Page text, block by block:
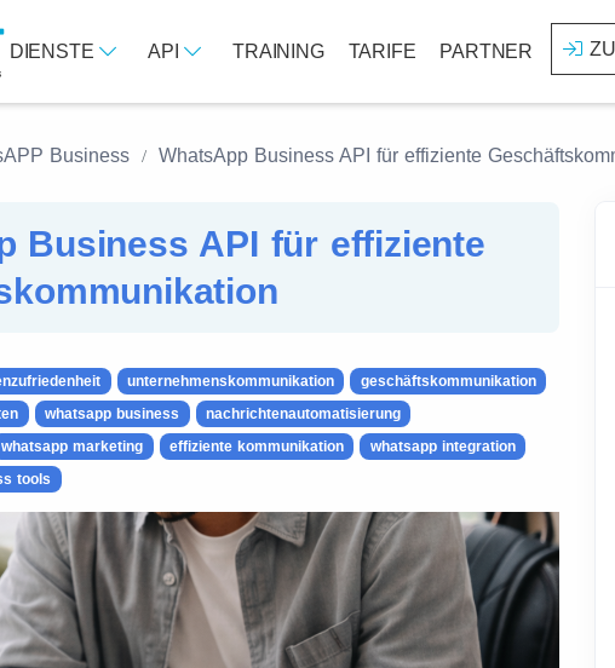
DIENSTE API TRAINING TARIFE PARTNER
Business WhatsApp Business API für effiziente
Business API für effiziente
unternehmenskommunikation
geschäftskommunikation
whatsapp business
nachrichtenautomatisierung
whatsapp marketing effiziente kommunikation
whatsapp integration
tools